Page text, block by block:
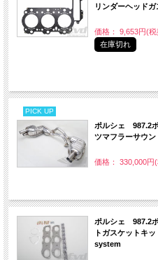
リンダーヘッド
価格： 9,653円(
在庫切れ
PICK UP
ポルシェ 987.2
ツマフラーサウ
価格： 330,000円
ポルシェ 987.2
トガスケットキ
system